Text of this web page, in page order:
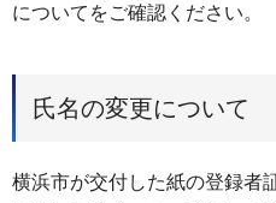
についてをご確認ください。
氏名の変更について
横浜市が交付した紙の登録者